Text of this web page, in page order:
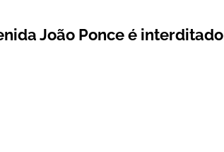
João Ponce é interditado